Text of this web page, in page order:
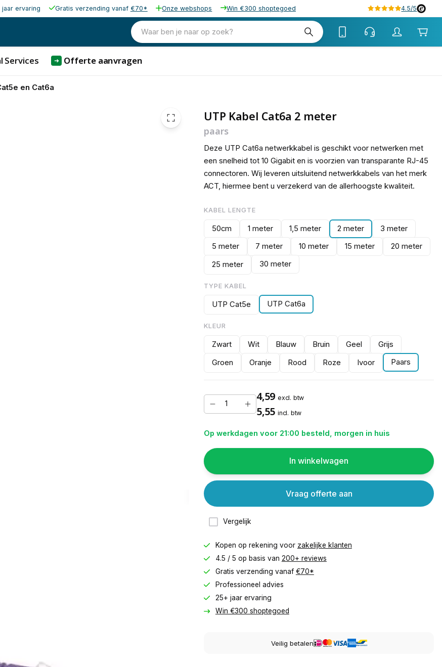
ervaring Gratis verzending vanaf €70* Onze webshops Win €300 shoptegoed 4.5/5
Waar ben je naar op zoek?
Services ➜ Offerte aanvragen
en Cat6a
UTP Kabel Cat6a 2 meter
paars
Deze UTP Cat6a netwerkkabel is geschikt voor netwerken met
een snelheid tot 10 Gigabit en is voorzien van transparante RJ-45
connectoren. Wij leveren uitsluitend netwerkkabels van het merk
ACT, hiermee bent u verzekerd van de allerhoogste kwaliteit.
KABEL LENGTE
50cm 1 meter 1,5 meter 2 meter
3 meter
5 meter
7 meter 10 meter 15 meter
20 meter
25 meter
30 meter
TYPE KABEL
UTP Cat5e UTP Cat6a
KLEUR
Zwart Wit Blauw Bruin Geel
Grijs
Groen
Oranje Rood Roze Ivoor Paars
4,59 excl. btw
5,55 incl. btw
Op werkdagen voor 21:00 besteld, morgen in huis
In winkelwagen
Vergelijk
Vraag offerte aan
Kopen op rekening voor zakelijke klanten
4.5 / 5 op basis van 200+ reviews
Gratis verzending vanaf €70*
Professioneel advies
25+ jaar ervaring
Win €300 shoptegoed
Veilig betalen
€ 1,15